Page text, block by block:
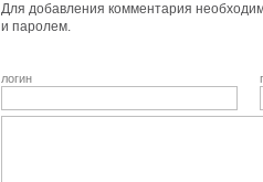
Для добавления комментария
и паролем.
логин